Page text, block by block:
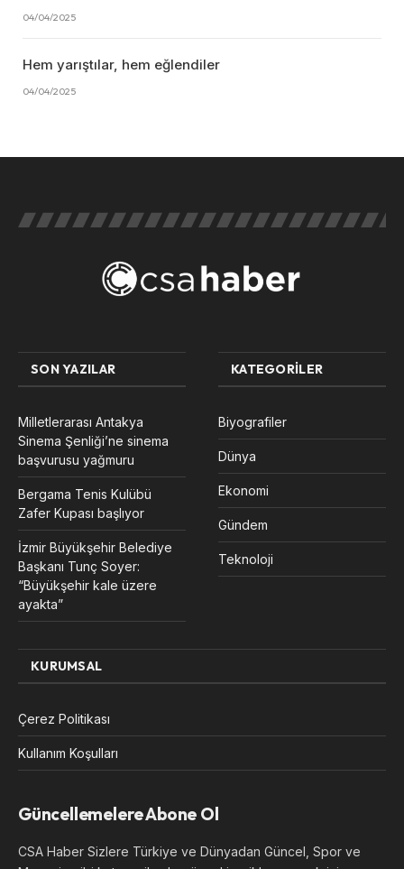
04/04/2025
Hem yarıştılar, hem eğlendiler
04/04/2025
SON YAZILAR
Milletlerarası Antakya
Sinema Şenliği’ne sinema
başvurusu yağmuru
Bergama Tenis Kulübü
Zafer Kupası başlıyor
İzmir Büyükşehir Belediye
Başkanı Tunç Soyer:
“Büyükşehir kale üzere
ayakta”
KATEGORILER
Biyografiler
Dünya
Ekonomi
Gündem
Teknoloji
KURUMSAL
Çerez Politikası
Kullanım Koşulları
Güncellemelere Abone Ol
CSA Haber Sizlere Türkiye ve Dünyadan Güncel, Spor ve